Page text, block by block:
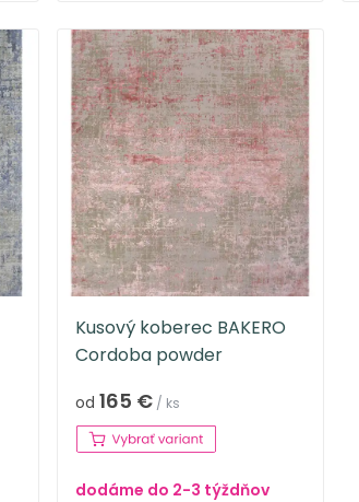
Kusový koberec BAKERO
Cordoba powder
od 165 €/ ks
dodáme do 2-3 týždňov